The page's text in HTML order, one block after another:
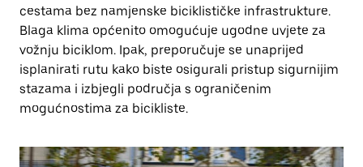
cestama bez namjenske biciklističke infrastrukture.
Blaga klima općenito omogućuje ugodne uvjete za
vožnju biciklom. Ipak, preporučuje se unaprijed
isplanirati rutu kako biste osigurali pristup sigurnijim
stazama i izbjegli područja s ograničenim
mogućnostima za bicikliste.